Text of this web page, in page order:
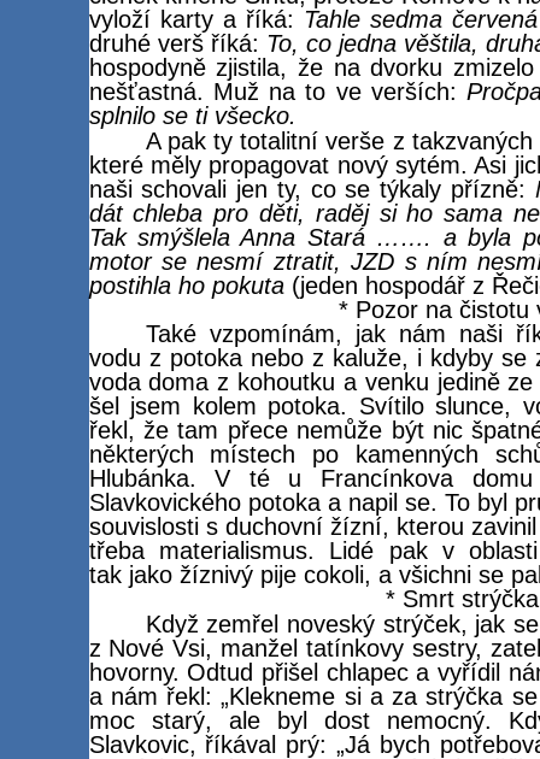
vyloží karty a říká: Tahle sedma
druhé verš říká: To, co jedna věštila,
hospodyně zjistila, že na dvorku
nešťastná. Muž na to ve verších:
splnilo se ti všecko.
A pak ty totalitní verše z
které měly propagovat nový sytém. Asi
naši schovali jen ty, co se týkaly přízně:
dát chleba pro děti, raděj si ho sama
Tak smýšlela Anna Stará ……. a byla
motor se nesmí ztratit, JZD s ním
postihla ho pokuta (jeden hospodář z
* Pozor na čistotu
Také vzpomínám, jak nám naši
vodu z potoka nebo z kaluže, i kdyby se
voda doma z kohoutku a venku jedině
šel jsem kolem potoka. Svítilo slunce,
řekl, že tam přece nemůže být nic
některých místech po kamenných
Hlubánka. V té u Francínkova
Slavkovického potoka a napil se. To byl
souvislosti s duchovní žízní, kterou
třeba materialismus. Lidé pak v
tak jako žíznivý pije cokoli, a všichni se
* Smrt strýčka
Když zemřel noveský strýček, jak
z Nové Vsi, manžel tatínkovy sestry,
hovorny. Odtud přišel chlapec a vyřídil
a nám řekl: „Klekneme si a za strýčka
moc starý, ale byl dost nemocný.
Slavkovic, říkával prý: „Já bych